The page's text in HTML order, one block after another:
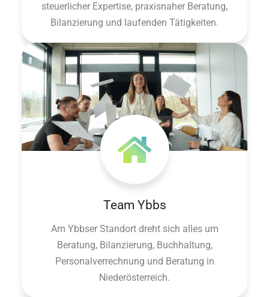
steuerlicher Expertise, praxisnaher Beratung,
Bilanzierung und laufenden Tätigkeiten.
Team Ybbs
Am Ybbser Standort dreht sich alles um
Beratung, Bilanzierung, Buchhaltung,
Personalverrechnung und Beratung in
Niederösterreich.